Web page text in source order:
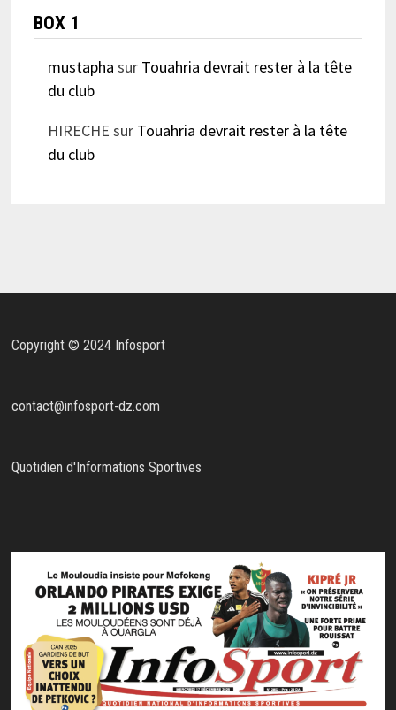
BOX 1
mustapha sur Touahria devrait rester à la tête
du club
HIRECHE sur Touahria devrait rester à la tête
du club
Copyright © 2024 Infosport
contact@infosport-dz.com
Quotidien d'Informations Sportives